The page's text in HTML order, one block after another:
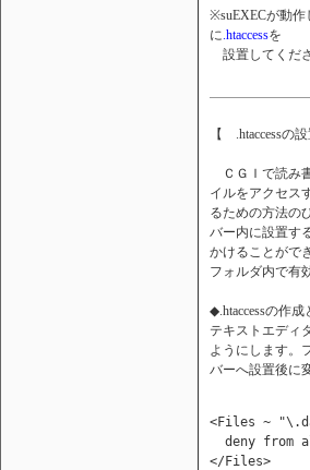
※suEXECが動作
に.htaccessを
設置してくださ
【 .htaccessの
ＣＧＩで読み
イルをアクセス
るための方法の
バー内に設置す
かけることがで
フォルダ内で有
◆.htaccessの作成
テキストエディ
ようにします。
バーへ設置後に
<Files ~
deny from
</Files>